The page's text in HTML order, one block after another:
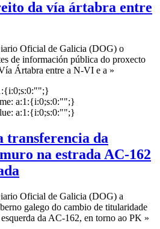
da vía ártabra entre
Oficial de Galicia (DOG) o
de información pública do proxecto
Ártabra entre a N-VI e a »
a:1:{i:0;s:0:"";}
a:1:{i:0;s:0:"";}
transferencia da
na estrada AC-162
Oficial de Galicia (DOG) a
galego do cambio de titularidade
da AC-162, en torno ao PK »